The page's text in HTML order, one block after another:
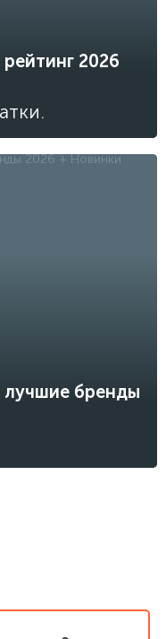
2026
лучшие бренды